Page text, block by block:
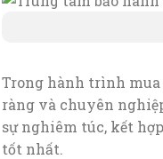
Trong hành trình
ràng và chuyên
sự nghiêm túc, kết
tốt nhất.